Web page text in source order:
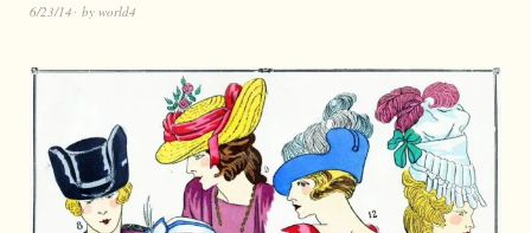
6/23/14 by world4